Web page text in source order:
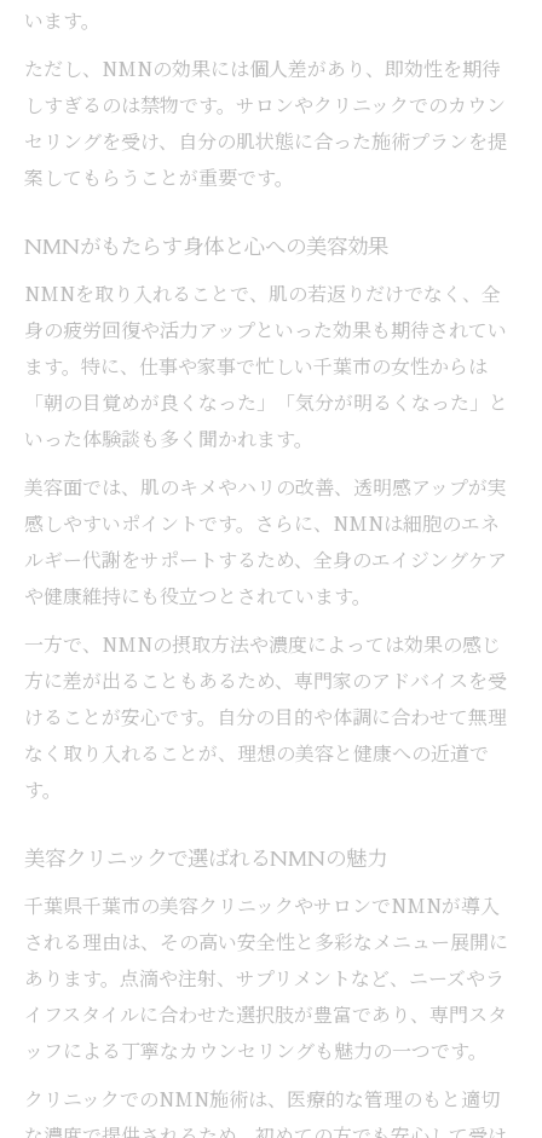
います。
ただし、NMNの効果には個人差があり、即効性を期待
しすぎるのは禁物です。サロンやクリニックでのカウン
セリングを受け、自分の肌状態に合った施術プランを提
案してもらうことが重要です。
NMNがもたらす身体と心への美容効果
NMNを取り入れることで、肌の若返りだけでなく、全
身の疲労回復や活力アップといった効果も期待されてい
ます。特に、仕事や家事で忙しい千葉市の女性からは
「朝の目覚めが良くなった」「気分が明るくなった」と
いった体験談も多く聞かれます。
美容面では、肌のキメやハリの改善、透明感アップが実
感しやすいポイントです。さらに、NMNは細胞のエネ
ルギー代謝をサポートするため、全身のエイジングケア
や健康維持にも役立つとされています。
一方で、NMNの摂取方法や濃度によっては効果の感じ
方に差が出ることもあるため、専門家のアドバイスを受
けることが安心です。自分の目的や体調に合わせて無理
なく取り入れることが、理想の美容と健康への近道で
す。
美容クリニックで選ばれるNMNの魅力
千葉県千葉市の美容クリニックやサロンでNMNが導入
される理由は、その高い安全性と多彩なメニュー展開に
あります。点滴や注射、サプリメントなど、ニーズやラ
イフスタイルに合わせた選択肢が豊富であり、専門スタ
ッフによる丁寧なカウンセリングも魅力の一つです。
クリニックでのNMN施術は、医療的な管理のもと適切